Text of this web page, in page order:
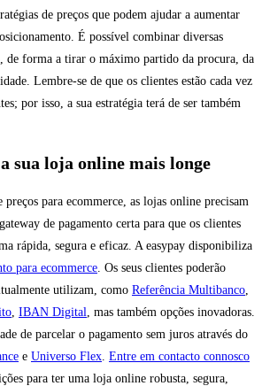
de preços que podem ajudar a aumentar
É possível combinar diversas
de forma a tirar o máximo partido da procura, da
Lembre-se de que os clientes estão cada vez
por isso, a sua estratégia terá de ser também
sua loja online mais longe
preços para ecommerce, as lojas online precisam
de pagamento certa para que os clientes
rápida, segura e eficaz. A easypay disponibiliza
para ecommerce . Os seus clientes poderão
utilizam, como Referência Multibanco
IBAN Digital
, mas também opções inovadoras.
de parcelar o pagamento sem juros através do
e Universo Flex Entre em contacto connosco
para ter uma loja online robusta, segura,